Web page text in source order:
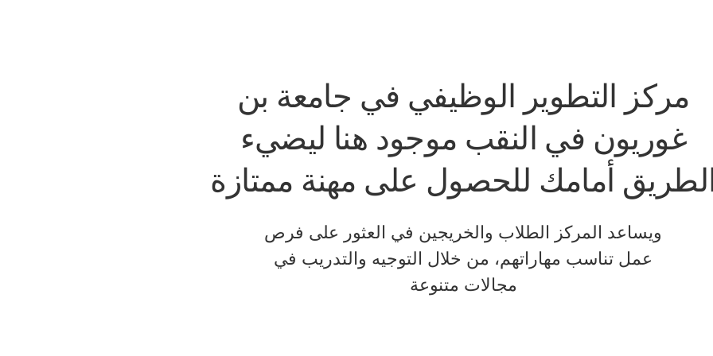
مركز التطوير الوظيفي في جامعة بن
غوريون في النقب موجود هنا ليضيء
أمامك للحصول على مهنة ممتازة
ويساعد المركز الطلاب والخريجين في العثور على فرص
عمل تناسب مهاراتهم، من خلال التوجيه والتدريب في
مجالات متنوعة